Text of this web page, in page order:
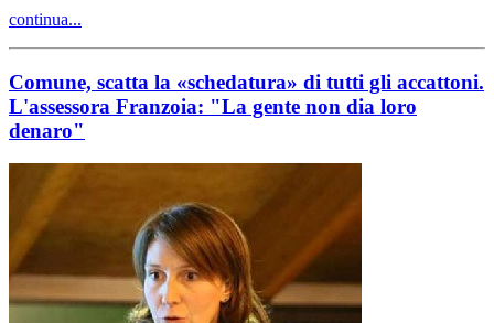
continua...
Comune, scatta la «schedatura» di tutti gli accattoni.
L'assessora Franzoia: "La gente non dia loro
denaro"